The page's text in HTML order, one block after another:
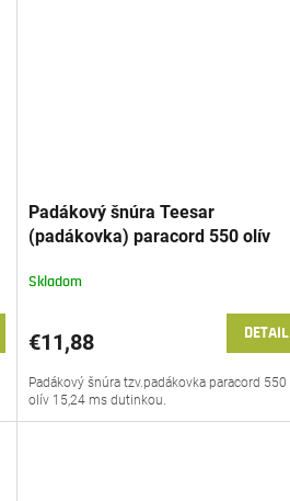
Padákový šnúra Teesar
(padákovka) paracord 550 olív
Skladom
€11,88 DETAIL
Padákový šnúra tzv.padákovka paracord 550
olív 15,24 ms dutinkou.